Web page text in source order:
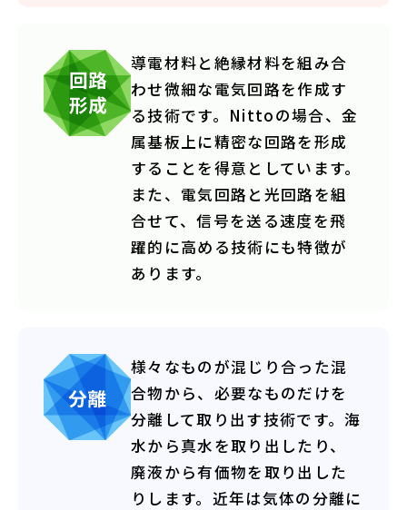
導電材料と絶縁材料を組み合
わせ微細な電気回路を作成す
る技術です。Nittoの場合、金
属基板上に精密な回路を形成
することを得意としています。
また、電気回路と光回路を組
合せて、信号を送る速度を飛
躍的に高める技術にも特徴が
あります。
様々なものが混じり合った混
合物から、必要なものだけを
分離して取り出す技術です。海
水から真水を取り出したり、
廃液から有価物を取り出した
りします。近年は気体の分離に